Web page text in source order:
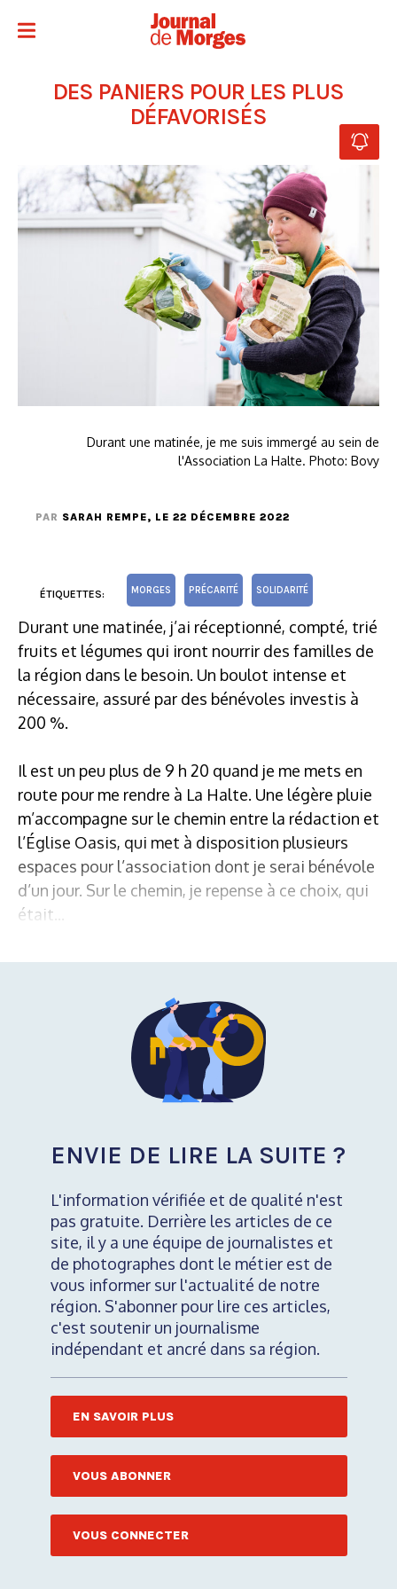
DES PANIERS POUR LES PLUS
DÉFAVORISÉS
Durant une matinée, je me suis immergé au sein de
l'Association La Halte. Photo: Bovy
PAR SARAH REMPE, LE 22 DÉCEMBRE 2022
ÉTIQUETTES: MORGES PRÉCARITÉ SOLIDARITÉ
Durant une matinée, j’ai réceptionné, compté, trié
fruits et légumes qui iront nourrir des familles de
la région dans le besoin. Un boulot intense et
nécessaire, assuré par des bénévoles investis à
200 %.
Il est un peu plus de 9 h 20 quand je me mets en
route pour me rendre à La Halte. Une légère pluie
m’accompagne sur le chemin entre la rédaction et
l’Église Oasis, qui met à disposition plusieurs
espaces pour l’association dont je serai bénévole
d’un jour. Sur le chemin, je repense à ce choix, qui
était...
ENVIE DE LIRE LA SUITE ?
L'information vérifiée et de qualité n'est
pas gratuite. Derrière les articles de ce
site, il y a une équipe de journalistes et
de photographes dont le métier est de
vous informer sur l'actualité de notre
région. S'abonner pour lire ces articles,
c'est soutenir un journalisme
indépendant et ancré dans sa région.
EN SAVOIR PLUS
VOUS ABONNER
VOUS CONNECTER